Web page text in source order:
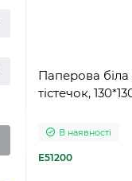
Паперова
тістечок,
В наявності
E51200